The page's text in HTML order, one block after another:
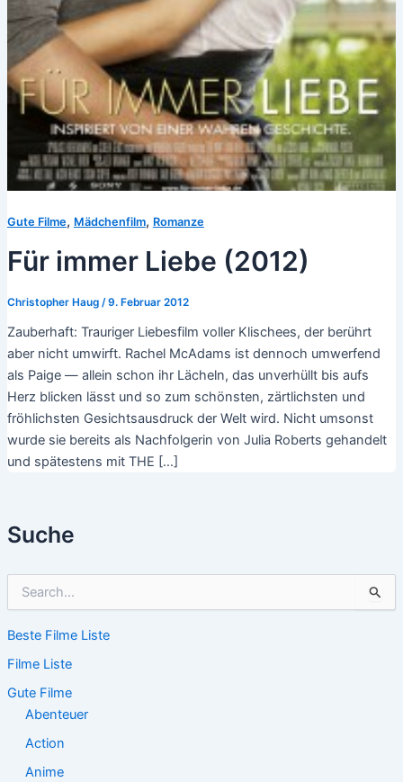
Suche
h
n
n
Beste Filme Liste
Filme Liste
Gute Filme
Abenteuer
Action
Anime
Gute Filme, Mädchenfilm, Romanze
Für immer Liebe (2012)
Christopher Haug /9. Februar 2012
Zauberhaft: Trauriger Liebesfilm voller Klischees, der berührt
aber nicht umwirft. Rachel McAdams ist dennoch umwerfend
als Paige — allein schon ihr Lächeln, das unverhüllt bis aufs
Herz blicken lässt und so zum schönsten, zärtlichsten und
fröhlichsten Gesichtsausdruck der Welt wird. Nicht umsonst
wurde sie bereits als Nachfolgerin von Julia Roberts gehandelt
und spätestens mit THE […]